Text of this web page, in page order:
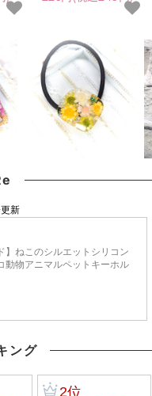
ル
ス
ワー レジン封入素材 封
入パーツ 日本製 花材
GreenOceanオリジナ
ルブレンド♪《選べる
18色》
ング